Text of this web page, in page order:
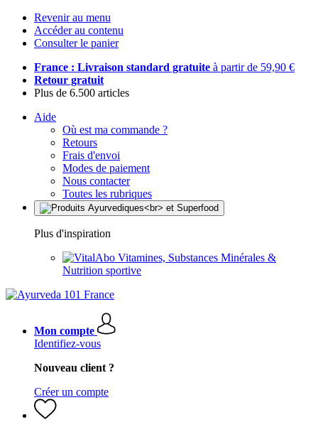
Revenir au menu
Accéder au contenu
Consulter le panier
France : Livraison standard gratuite à partir de 59,90 €
Retour gratuit
Plus de 6.500 articles
Aide
Où est ma commande ?
Retours
Frais d'envoi
Modes de paiement
Nous contacter
Toutes les rubriques
Plus d'inspiration
Vitamines, Substances Minérales &
Nutrition sportive
Mon compte
Identifiez-vous
Nouveau client ?
Créer un compte